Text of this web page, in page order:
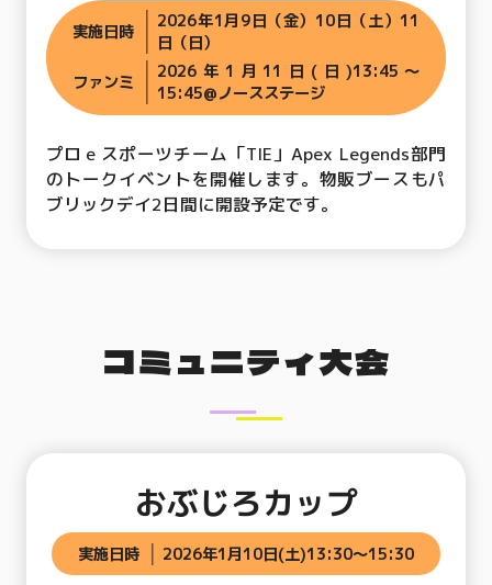
実施日時
2026年1月9日（金）10日（土）11
日（日）
ファンミ
2026年1月11日(日)13:45〜
15:45@ノースステージ
プロｅスポーツチーム「TIE」Apex Legends部門
のトークイベントを開催します。物販ブースもパ
ブリックデイ2日間に開設予定です。
コミュニティ大会
おぶじろカップ
実施日時 2026年1月10日(土)13:30〜15:30